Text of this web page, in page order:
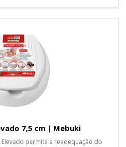
7,5 cm | Mebuki
Elevado permite a readequação do